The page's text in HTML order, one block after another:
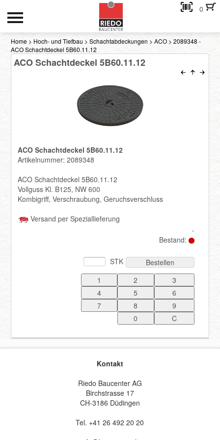
0
HOCH- UND TIEFBAU
INNENAUSBAU
eMail-Adresse
Passwort:
Passwort anfordern
Home > Hoch- und Tiefbau >Schachtabdeckungen >ACO > 2089348 -
ACO Schachtdeckel 5B60.11.12
ACO Schachtdeckel 5B60.11.12
ACO Schachtdeckel 5B60.11.12
Artikelnummer: 2089348
ACO Schachtdeckel 5B60.11.12
Vollguss Kl. B125, NW 600
Kombigriff, Verschraubung, Geruchsverschluss
Versand per Speziallieferung
-
Bestand:
STK Bestellen
Kontakt
Riedo Baucenter AG
Birchstrasse 17
CH-3186 Düdingen
Tel. +41 26 492 20 20